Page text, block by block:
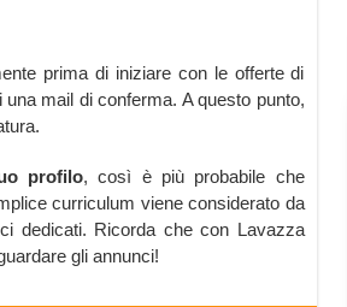
prima di iniziare con le offerte di
mail di conferma. A questo punto,
profilo, così è più probabile che
curriculum viene considerato da
dedicati. Ricorda che con Lavazza
gli annunci!